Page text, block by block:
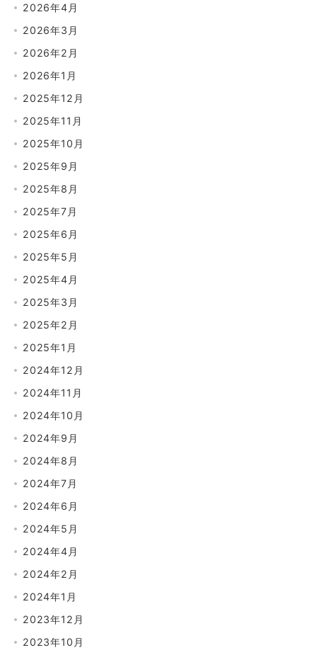
2026年4月
2026年3月
2026年2月
2026年1月
2025年12月
2025年11月
2025年10月
2025年9月
2025年8月
2025年7月
2025年6月
2025年5月
2025年4月
2025年3月
2025年2月
2025年1月
2024年12月
2024年11月
2024年10月
2024年9月
2024年8月
2024年7月
2024年6月
2024年5月
2024年4月
2024年2月
2024年1月
2023年12月
2023年10月